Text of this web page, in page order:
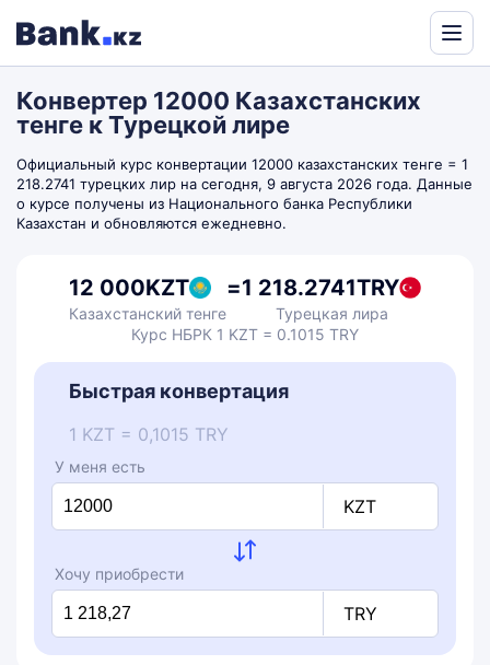
by
Translate
Конвертер 12000 Казахстанских
тенге к Турецкой лире
Официальный курс конвертации 12000 казахстанских тенге = 1
218.2741 турецких лир на сегодня, 9 августа 2026 года. Данные
о курсе получены из Национального банка Республики
Казахстан и обновляются ежедневно.
12 000KZT
Казахстанский тенге
=1 218.2741TRY
Турецкая лира
Курс НБРК 1 KZT = 0.1015 TRY
Быстрая конвертация
1 KZT = 0,1015 TRY
У меня есть
KZT
Хочу приобрести
TRY